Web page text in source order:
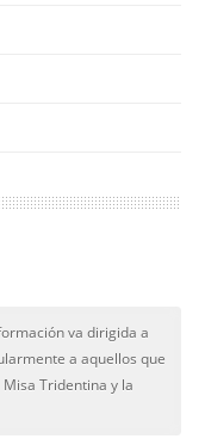
va dirigida a
a aquellos que
Tridentina y la